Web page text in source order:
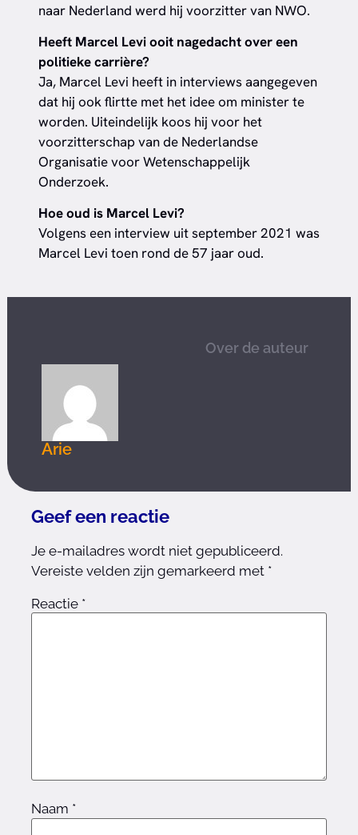
naar Nederland werd hij voorzitter van NWO.
Heeft Marcel Levi ooit nagedacht over een
politieke carrière?
Ja, Marcel Levi heeft in interviews aangegeven
dat hij ook flirtte met het idee om minister te
worden. Uiteindelijk koos hij voor het
voorzitterschap van de Nederlandse
Organisatie voor Wetenschappelijk
Onderzoek.
Hoe oud is Marcel Levi?
Volgens een interview uit september 2021 was
Marcel Levi toen rond de 57 jaar oud.
Over de auteur
Arie
Geef een reactie
Je e-mailadres wordt niet gepubliceerd.
Vereiste velden zijn gemarkeerd met *
Reactie *
Naam *